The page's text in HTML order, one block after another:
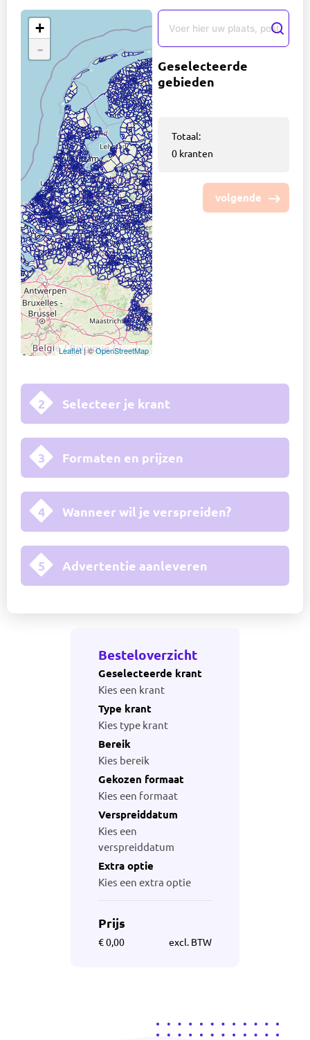
+
-
Leaflet| ©OpenStreetMap
Geselecteerde
gebieden
Totaal:
0kranten
volgende
2 Selecteer je krant
3 Formaten en prijzen
4 Wanneer wil je verspreiden?
5 Advertentie aanleveren
Besteloverzicht
Geselecteerde krant
Kies een krant
Type krant
Kies type krant
Bereik
Kies bereik
Gekozen formaat
Kies een formaat
Verspreiddatum
Kies een
verspreiddatum
Extra optie
Kies een extra optie
Prijs
€ 0,00 excl. BTW